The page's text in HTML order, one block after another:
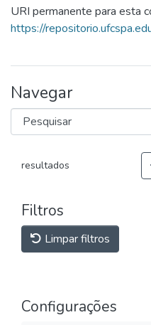
Autoarquivamento
FAQ
Ajuda
URI permanente para esta
https://
Navegar
resultados
Filtros
Limpar filtros
Configurações